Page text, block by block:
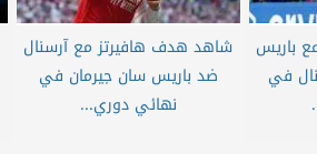
باريس
في
شاهد هدف هافيرتز مع آرسنال
ضد باريس سان جيرمان في
نهائي دوري...